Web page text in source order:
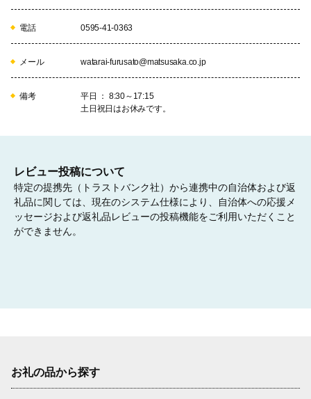
電話 0595-41-0363
メール watarai-furusato@matsusaka.co.jp
備考
平日 ： 8:30～17:15
土日祝日はお休みです。
レビュー投稿について
特定の提携先（トラストバンク社）から連携中の自治体および返
礼品に関しては、現在のシステム仕様により、自治体への応援メ
ッセージおよび返礼品レビューの投稿機能をご利用いただくこと
ができません。
お礼の品から探す